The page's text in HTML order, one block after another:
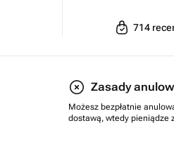
714
Zasady
Możesz bezpłatnie
dostawą, wtedy pieniądze